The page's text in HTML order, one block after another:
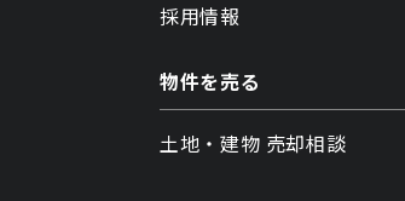
採用情報
物件を売る
土地・建物 売却相談